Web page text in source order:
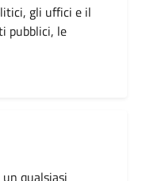
gli uffici e il
pubblici, le
qualsiasi